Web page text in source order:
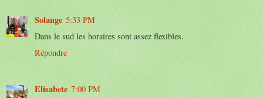
Solange 5:33 PM
Dans le sud les horaires sont assez flexibles.
Répondre
Elisabete 7:00 PM